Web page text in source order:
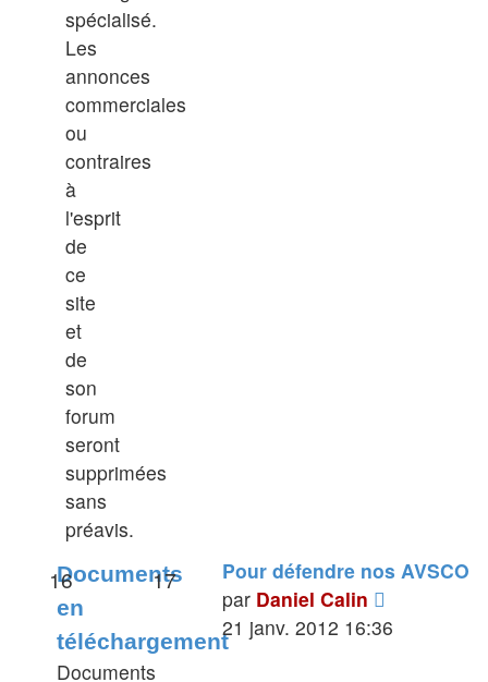
spécialisé.
Les
annonces
commerciales
ou
contraires
à
l'esprit
de
ce
site
et
de
son
forum
seront
supprimées
sans
préavis.
Documents
en
téléchargement
Documents
16 17
Pour défendre nos AVSCO
par Daniel Calin
le
21 janv. 2012 16:36